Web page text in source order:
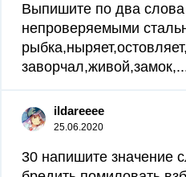
Выпишите по два
непроверяемыми
рыбка,ныряет,остовляет,
ildareeee
25.06.2020
30 напишите значение